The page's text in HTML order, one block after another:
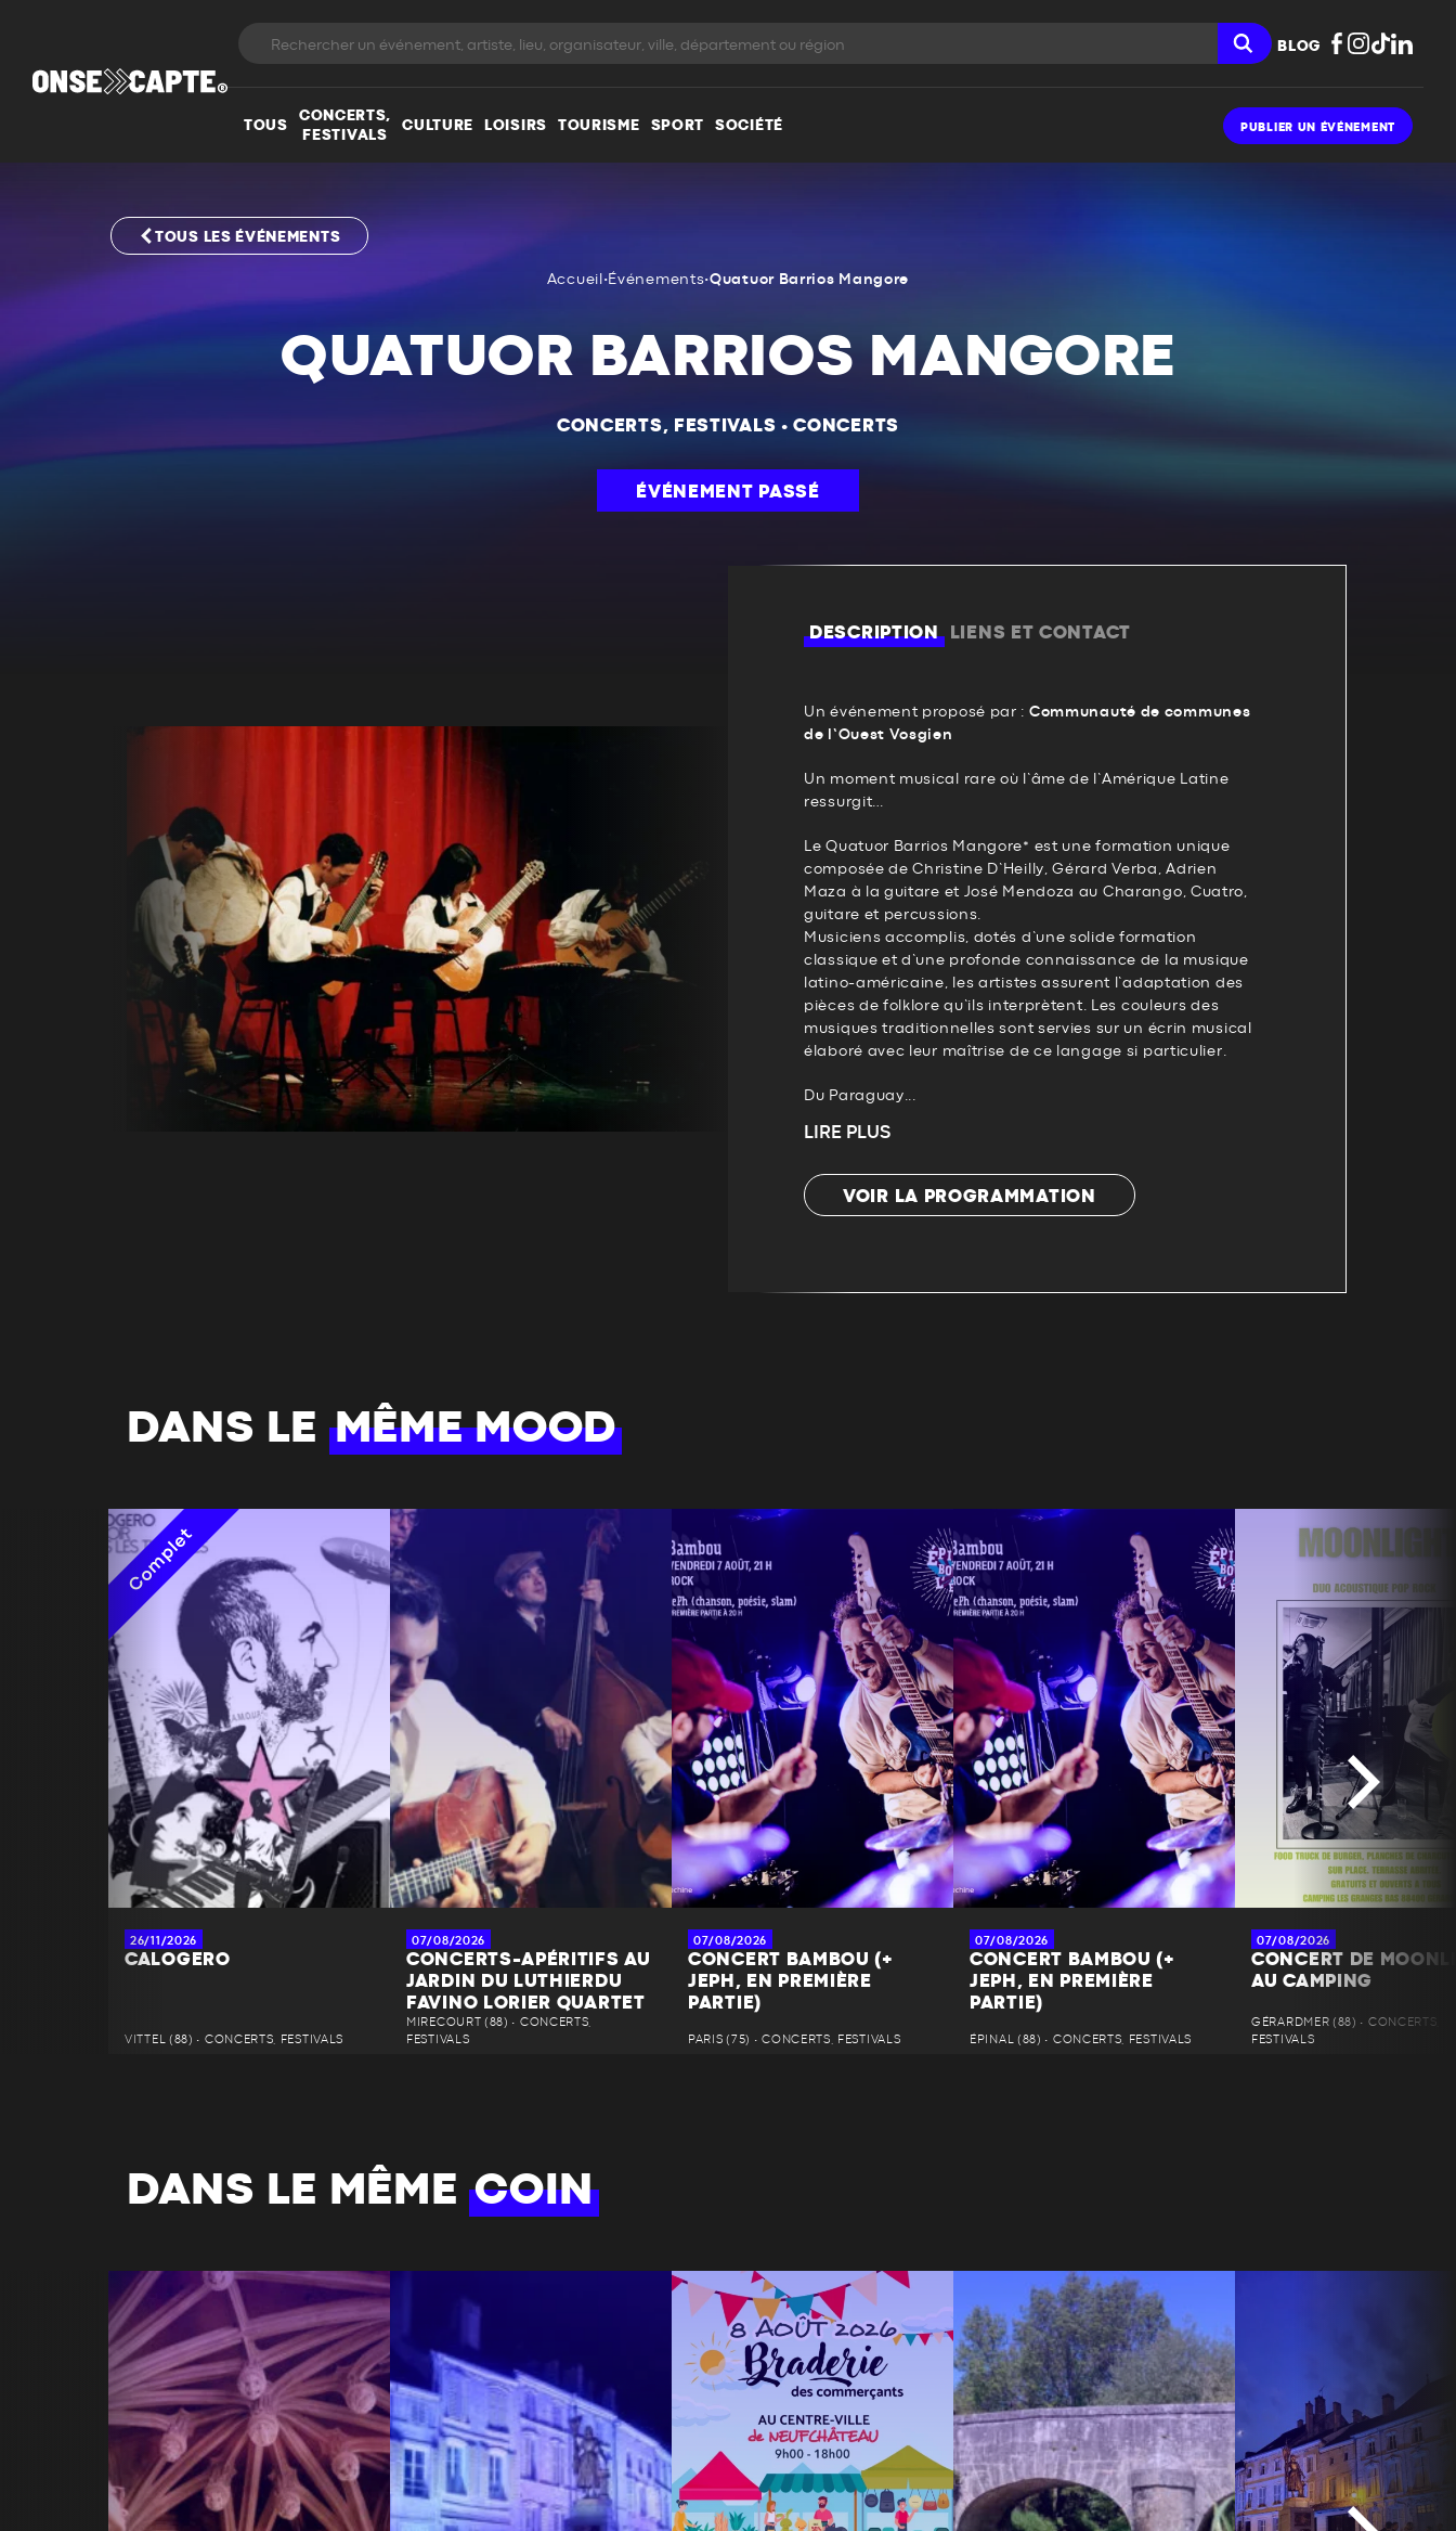
BLOG
TOUS
CONCERTS,
FESTIVALS
CULTURE LOISIRS TOURISME SPORT SOCIÉTÉ PUBLIER UN ÉVÉNEMENT
TOUS LES ÉVÉNEMENTS
Accueil •Événements•Quatuor Barrios Mangore
QUATUOR BARRIOS MANGORE
CONCERTS, FESTIVALS •CONCERTS
ÉVÉNEMENT PASSÉ
DESCRIPTION LIENS ET CONTACT
Un événement proposé par : Communauté de communes
de l’Ouest Vosgien
Un moment musical rare où l’âme de l’Amérique Latine
ressurgit…
Le Quatuor Barrios Mangore* est une formation unique
composée de Christine D’Heilly, Gérard Verba, Adrien
Maza à la guitare et José Mendoza au Charango, Cuatro,
guitare et percussions.
Musiciens accomplis, dotés d’une solide formation
classique et d’une profonde connaissance de la musique
latino-américaine, les artistes assurent l’adaptation des
pièces de folklore qu’ils interprètent. Les couleurs des
musiques traditionnelles sont servies sur un écrin musical
élaboré avec leur maîtrise de ce langage si particulier.
Du Paraguay...
LIRE PLUS
VOIR LA PROGRAMMATION
DANS LE MÊME MOOD
Complet
26/11/2026
CALOGERO
VITTEL (88) • CONCERTS, FESTIVALS
07/08/2026
CONCERTS-APÉRITIFS AU
JARDIN DU LUTHIERDU
FAVINO LORIER QUARTET
MIRECOURT (88) • CONCERTS,
FESTIVALS
07/08/2026
CONCERT BAMBOU (+
JEPH, EN PREMIÈRE
PARTIE)
PARIS (75) • CONCERTS, FESTIVALS
07/08/2026
CONCERT BAMBOU (+
JEPH, EN PREMIÈRE
PARTIE)
ÉPINAL (88) • CONCERTS, FESTIVALS
07/08/2026
CONCERT DE
AU CAMPING
GÉRARDMER (88) • CONCERTS,
FESTIVALS
DANS LE MÊMECOIN